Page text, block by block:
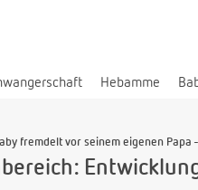
Hebamme
fremdelt vor seinem eigenen Papa